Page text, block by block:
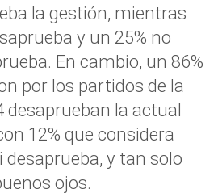
la gestión, mientras
y un 25% no
En cambio, un 86%
por los partidos de la
desaprueban la actual
12% que considera
y tan solo
ojos.